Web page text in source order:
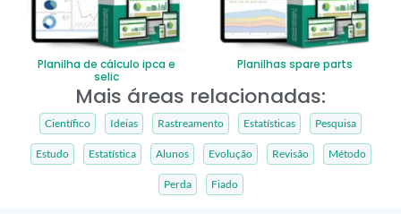
Planilha de cálculo ipca e
selic
Planilhas spare parts
Mais áreas relacionadas:
Científico Ideias Rastreamento Estatísticas Pesquisa
Estudo Estatística Alunos Evolução Revisão Método
Perda Fiado